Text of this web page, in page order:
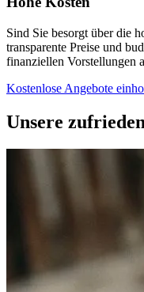
Sind Sie besorgt über die
transparente Preise und
finanziellen Vorstellungen
Kostenlose Angebote
Unsere